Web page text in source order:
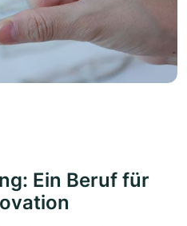
Ein Beruf für